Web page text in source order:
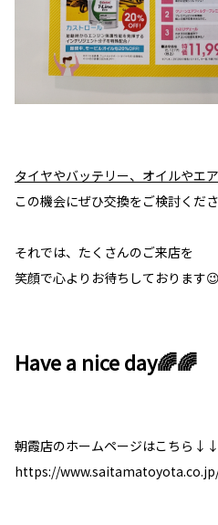
タイヤやバッテリー、オイルやエ
この機会にぜひ交換をご検討くだ
それでは、たくさんのご来店を
笑顔で心よりお待ちしております
Have a nice day🌈🌈
朝霞店のホームページはこちら↓↓
https://